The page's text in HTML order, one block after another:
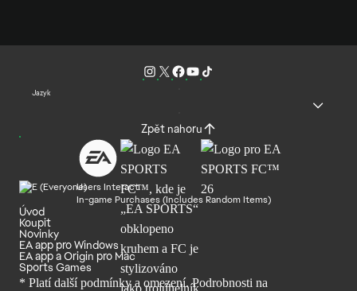
Jazyk
Zpět nahoru
Users Interact
In-game Purchases (Includes Random Items)
Úvod
Koupit
Novinky
EA app pro Windows
EA app a Origin pro Mac
Sports Games
* Platí další podmínky a omezení. Podrobnosti na